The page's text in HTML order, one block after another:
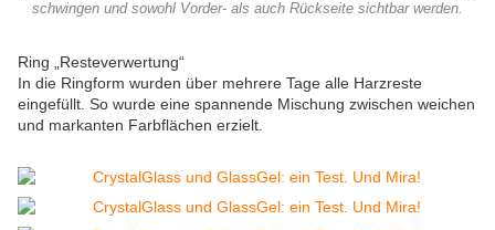
schwingen und sowohl Vorder- als auch Rückseite sichtbar werden.
Ring „Resteverwertung“
In die Ringform wurden über mehrere Tage alle Harzreste
eingefüllt. So wurde eine spannende Mischung zwischen weichen
und markanten Farbflächen erzielt.